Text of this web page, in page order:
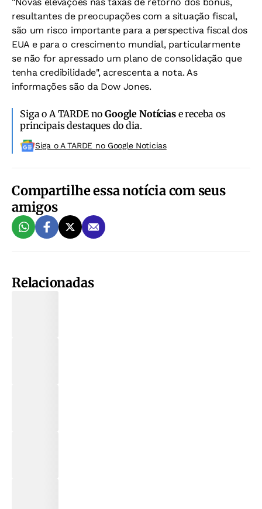
resultantes de preocupações com a situação fiscal,
são um risco importante para a perspectiva fiscal dos
EUA e para o crescimento mundial, particularmente
se não for apressado um plano de consolidação que
tenha credibilidade", acrescenta a nota. As
informações são da Dow Jones.
Siga o A TARDE noGoogle Notíciase receba os
principais destaques do dia.
Siga o A TARDE no Google Noticias
Compartilhe essa notícia com seus
amigos
Relacionadas